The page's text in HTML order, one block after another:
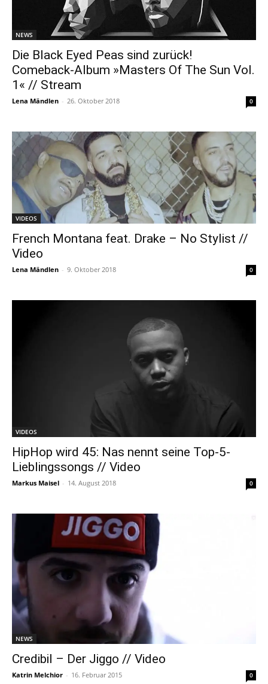
NEWS
Die Black Eyed Peas sind zurück!
Comeback-Album »Masters Of The Sun Vol.
1« // Stream
Lena Mändlen - 26. Oktober 2018 0
VIDEOS
French Montana feat. Drake – No Stylist //
Video
Lena Mändlen - 9. Oktober 2018 0
VIDEOS
HipHop wird 45: Nas nennt seine Top-5-
Lieblingssongs // Video
Markus Maisel - 14. August 2018 0
NEWS
Credibil – Der Jiggo // Video
Katrin Melchior - 16. Februar 2015 0